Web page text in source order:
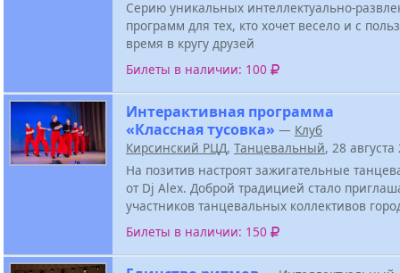
Серию уникальных интеллектуально-
программ для тех, кто хочет весело и с
время в кругу друзей
Билеты в наличии: 100
Интерактивная программа
«Классная тусовка» — Клуб
Кирсинский РЦД, Танцевальный, 28
На позитив настроят зажигательные
от Dj Alex. Доброй традицией стало
участников танцевальных коллективов
Билеты в наличии: 150